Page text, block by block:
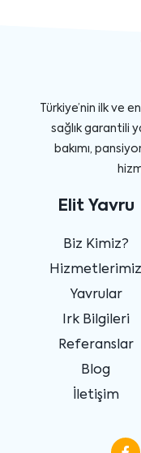
Türkiye’nin ilk ve
sağlık garantili
bakımı,
Elit Yavru
Biz Kimiz?
Hizmetlerimiz
Yavrular
Irk Bilgileri
Referanslar
Blog
İletişim